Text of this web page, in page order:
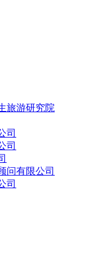
旅游研究院
司
司
问有限公司
司